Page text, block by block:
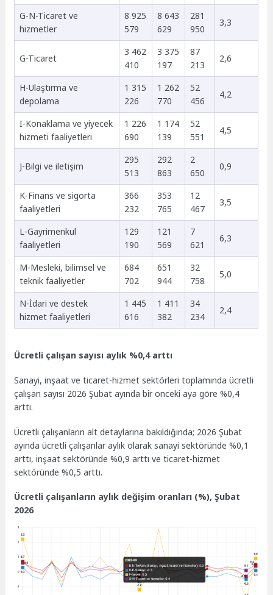
G-N-Ticaret ve
hizmetler
8 925
579
8 643
629
281
950
3,3
G-Ticaret
3 462
410
3 375
197
87
213
2,6
H-Ulaştırma ve
depolama
1 315
226
1 262
770
52
456
4,2
I-Konaklama ve yiyecek
hizmeti faaliyetleri
1 226
690
1 174
139
52
551
4,5
J-Bilgi ve iletişim
295
513
292
863
2
650
0,9
K-Finans ve sigorta
faaliyetleri
366
232
353
765
12
467
3,5
L-Gayrimenkul
faaliyetleri
129
190
121
569
7
621
6,3
M-Mesleki, bilimsel ve
teknik faaliyetler
684
702
651
944
32
758
5,0
N-İdari ve destek
hizmet faaliyetleri
1 445
616
1 411
382
34
234
2,4
Ücretli çalışan sayısı aylık %0,4 arttı
Sanayi, inşaat ve ticaret-hizmet sektörleri toplamında ücretli
çalışan sayısı 2026 Şubat ayında bir önceki aya göre %0,4
arttı.
Ücretli çalışanların alt detaylarına bakıldığında; 2026 Şubat
ayında ücretli çalışanlar aylık olarak sanayi sektöründe %0,1
arttı, inşaat sektöründe %0,9 arttı ve ticaret-hizmet
sektöründe %0,5 arttı.
Ücretli çalışanların aylık değişim oranları (%), Şubat
2026